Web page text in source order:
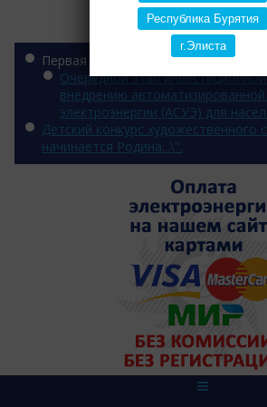
Республика Бурятия
г.Элиста
Категории
Первая категория
Очередной этап
внедрению
электроэнергии (АСУЭ) для
Детский конкурс художественного
начинается Родина...\".